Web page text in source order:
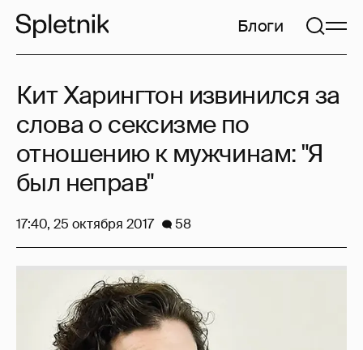
Блоги
Кит Харингтон извинился за
слова о сексизме по
отношению к мужчинам: "Я
был неправ"
17:40, 25 октября 2017 58